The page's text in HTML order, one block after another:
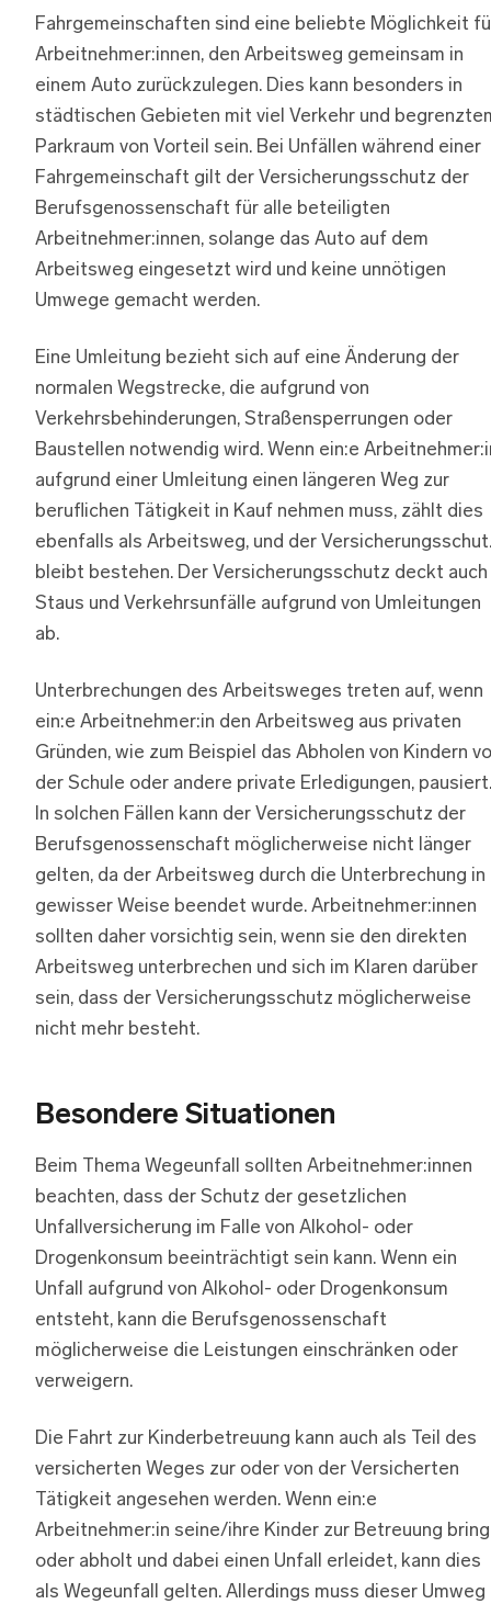
Fahrgemeinschaften sind eine beliebte Möglichkeit
Arbeitnehmer:innen, den Arbeitsweg gemeinsam in
einem Auto zurückzulegen. Dies kann besonders in
städtischen Gebieten mit viel Verkehr und
Parkraum von Vorteil sein. Bei Unfällen während einer
Fahrgemeinschaft gilt der Versicherungsschutz der
Berufsgenossenschaft für alle beteiligten
Arbeitnehmer:innen, solange das Auto auf dem
Arbeitsweg eingesetzt wird und keine unnötigen
Umwege gemacht werden.
Eine Umleitung bezieht sich auf eine Änderung der
normalen Wegstrecke, die aufgrund von
Verkehrsbehinderungen, Straßensperrungen oder
Baustellen notwendig wird. Wenn ein:e
aufgrund einer Umleitung einen längeren Weg zur
beruflichen Tätigkeit in Kauf nehmen muss, zählt dies
ebenfalls als Arbeitsweg, und der
bleibt bestehen. Der Versicherungsschutz deckt auch
Staus und Verkehrsunfälle aufgrund von Umleitungen
ab.
Unterbrechungen des Arbeitsweges treten auf, wenn
ein:e Arbeitnehmer:in den Arbeitsweg aus privaten
Gründen, wie zum Beispiel das Abholen von Kindern
der Schule oder andere private Erledigungen, pausiert.
In solchen Fällen kann der Versicherungsschutz der
Berufsgenossenschaft möglicherweise nicht länger
gelten, da der Arbeitsweg durch die Unterbrechung in
gewisser Weise beendet wurde. Arbeitnehmer:innen
sollten daher vorsichtig sein, wenn sie den direkten
Arbeitsweg unterbrechen und sich im Klaren darüber
sein, dass der Versicherungsschutz möglicherweise
nicht mehr besteht.
Besondere Situationen
Beim Thema Wegeunfall sollten Arbeitnehmer:innen
beachten, dass der Schutz der gesetzlichen
Unfallversicherung im Falle von Alkohol- oder
Drogenkonsum beeinträchtigt sein kann. Wenn ein
Unfall aufgrund von Alkohol- oder Drogenkonsum
entsteht, kann die Berufsgenossenschaft
möglicherweise die Leistungen einschränken oder
verweigern.
Die Fahrt zur Kinderbetreuung kann auch als Teil des
versicherten Weges zur oder von der Versicherten
Tätigkeit angesehen werden. Wenn ein:e
Arbeitnehmer:in seine/ihre Kinder zur Betreuung
oder abholt und dabei einen Unfall erleidet, kann dies
als Wegeunfall gelten. Allerdings muss dieser Umweg